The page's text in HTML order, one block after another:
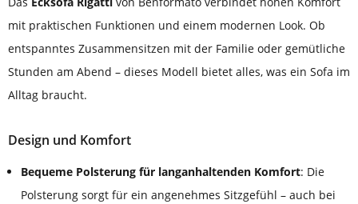
mit praktischen Funktionen und einem modernen Look. Ob
entspanntes Zusammensitzen mit der Familie oder gemütliche
Stunden am Abend – dieses Modell bietet alles, was ein Sofa im
Alltag braucht.
Design und Komfort
Bequeme Polsterung für langanhaltenden Komfort: Die
Polsterung sorgt für ein angenehmes Sitzgefühl – auch bei